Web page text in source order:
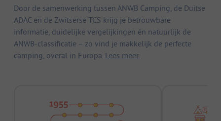
Door de samenwerking tussen ANWB Camping, de Duitse
ADAC en de Zwitserse TCS krijg je betrouwbare
informatie, duidelijke vergelijkingen én natuurlijk de
ANWB-classificatie – zo vind je makkelijk de perfecte
camping, overal in Europa. Lees meer.